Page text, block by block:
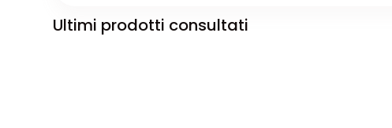
Ultimi prodotti consultati